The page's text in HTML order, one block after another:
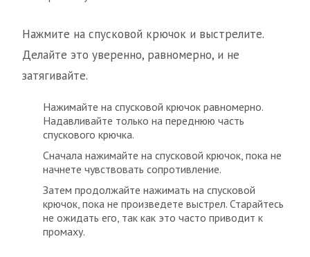
Нажмите на спусковой крючок и выстрелите.
Делайте это уверенно, равномерно, и не
затягивайте.
Нажимайте на спусковой крючок равномерно.
Надавливайте только на переднюю часть
спускового крючка.
Сначала нажимайте на спусковой крючок, пока не
начнете чувствовать сопротивление.
Затем продолжайте нажимать на спусковой
крючок, пока не произведете выстрел. Старайтесь
не ожидать его, так как это часто приводит к
промаху.